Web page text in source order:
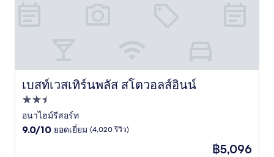
เบสท์เวสเทิร์นพลัส สโตวอลส์อินน์
เบสท์เวสเทิร์นพลัส สโตวอลส์อินน์
ที่พัก
2.5
ดาว
อนาไฮม์รีสอร์ท
9.0
9.0/10 ยอดเยี่ยม (4,020 รีวิว)
ราคา
฿5,096